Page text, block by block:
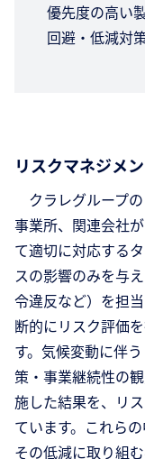
優先度の高い
回避・低減対
リスクマネジメ
クラレグループの
事業所、関連会社
て適切に対応する
スの影響のみを与
令違反など）を担
断的にリスク評価
す。気候変動に伴
策・事業継続性の
施した結果を、リ
ています。これら
その低減に取り組